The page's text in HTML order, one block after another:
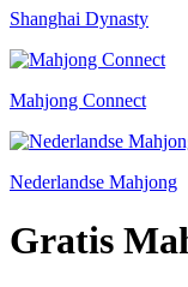
Shanghai Dynasty
Mahjong Connect
Nederlandse Mahjong
Gratis